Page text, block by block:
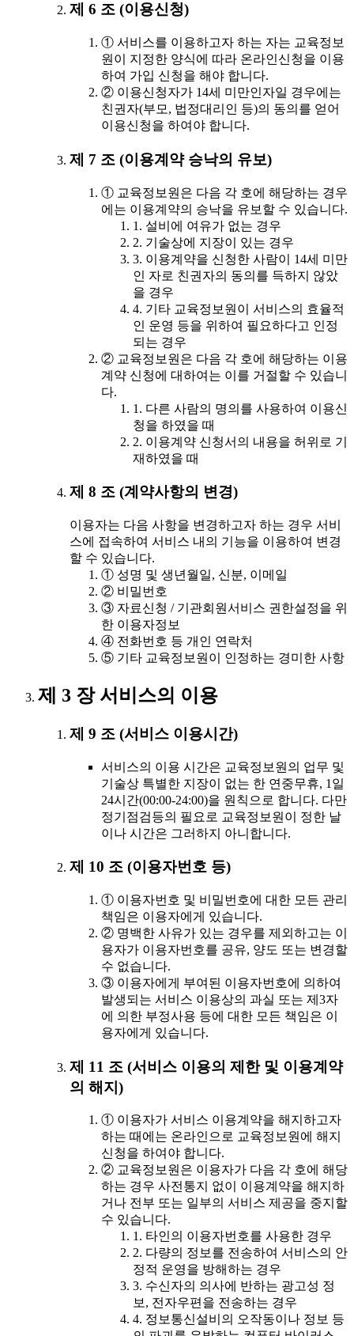
제 6 조 (이용신청)
① 서비스를 이용하고자 하는 자는 교육정보
원이 지정한 양식에 따라 온라인신청을 이용
하여 가입 신청을 해야 합니다.
② 이용신청자가 14세 미만인자일 경우에는
친권자(부모, 법정대리인 등)의 동의를 얻어
이용신청을 하여야 합니다.
제 7 조 (이용계약 승낙의 유보)
① 교육정보원은 다음 각 호에 해당하는 경우
에는 이용계약의 승낙을 유보할 수 있습니다.
1. 설비에 여유가 없는 경우
2. 기술상에 지장이 있는 경우
3. 이용계약을 신청한 사람이 14세 미만
인 자로 친권자의 동의를 득하지 않았
을 경우
4. 기타 교육정보원이 서비스의 효율적
인 운영 등을 위하여 필요하다고 인정
되는 경우
② 교육정보원은 다음 각 호에 해당하는 이용
계약 신청에 대하여는 이를 거절할 수 있습니
다.
1. 다른 사람의 명의를 사용하여 이용신
청을 하였을 때
2. 이용계약 신청서의 내용을 허위로 기
재하였을 때
제 8 조 (계약사항의 변경)
이용자는 다음 사항을 변경하고자 하는 경우 서비
스에 접속하여 서비스 내의 기능을 이용하여 변경
할 수 있습니다.
① 성명 및 생년월일, 신분, 이메일
② 비밀번호
③ 자료신청 / 기관회원서비스 권한설정을 위
한 이용자정보
④ 전화번호 등 개인 연락처
⑤ 기타 교육정보원이 인정하는 경미한 사항
제 3 장 서비스의 이용
제 9 조 (서비스 이용시간)
서비스의 이용 시간은 교육정보원의 업무 및
기술상 특별한 지장이 없는 한 연중무휴, 1일
24시간(00:00-24:00)을 원칙으로 합니다. 다만
정기점검등의 필요로 교육정보원이 정한 날
이나 시간은 그러하지 아니합니다.
제 10 조 (이용자번호 등)
① 이용자번호 및 비밀번호에 대한 모든 관리
책임은 이용자에게 있습니다.
② 명백한 사유가 있는 경우를 제외하고는 이
용자가 이용자번호를 공유, 양도 또는 변경할
수 없습니다.
③ 이용자에게 부여된 이용자번호에 의하여
발생되는 서비스 이용상의 과실 또는 제3자
에 의한 부정사용 등에 대한 모든 책임은 이
용자에게 있습니다.
제 11 조 (서비스 이용의 제한 및 이용계약
의 해지)
① 이용자가 서비스 이용계약을 해지하고자
하는 때에는 온라인으로 교육정보원에 해지
신청을 하여야 합니다.
② 교육정보원은 이용자가 다음 각 호에 해당
하는 경우 사전통지 없이 이용계약을 해지하
거나 전부 또는 일부의 서비스 제공을 중지할
수 있습니다.
1. 타인의 이용자번호를 사용한 경우
2. 다량의 정보를 전송하여 서비스의 안
정적 운영을 방해하는 경우
3. 수신자의 의사에 반하는 광고성 정
보, 전자우편을 전송하는 경우
4. 정보통신설비의 오작동이나 정보 등